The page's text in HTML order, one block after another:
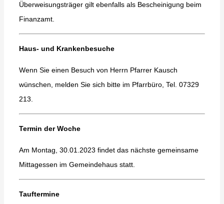
Überweisungsträger gilt ebenfalls als Bescheinigung beim
Finanzamt.
Haus- und Krankenbesuche
Wenn Sie einen Besuch von Herrn Pfarrer Kausch
wünschen, melden Sie sich bitte im Pfarrbüro, Tel. 07329
213.
Termin der Woche
Am Montag, 30.01.2023 findet das nächste gemeinsame
Mittagessen im Gemeindehaus statt.
Tauftermine